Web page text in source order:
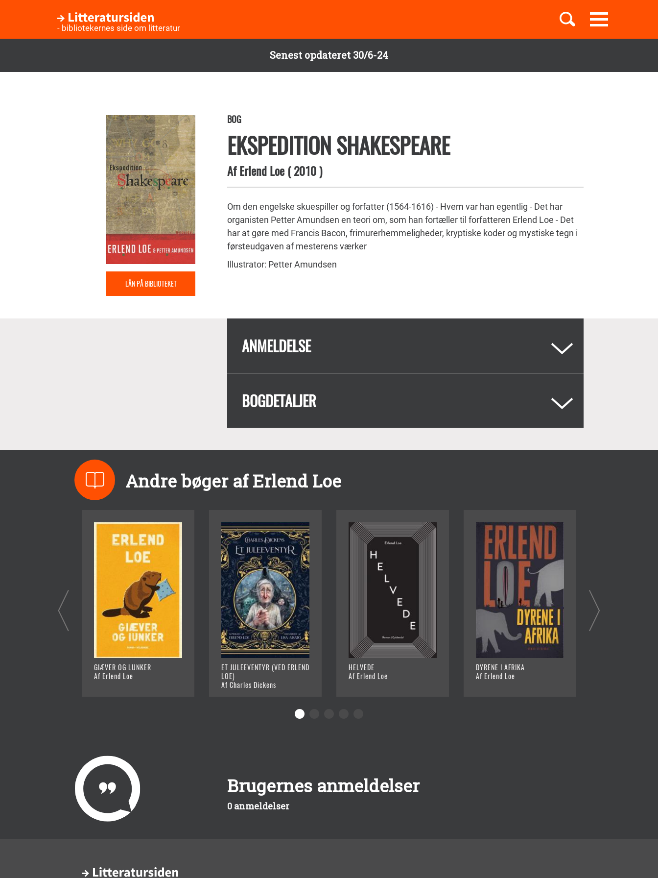
Senest opdateret 30/6-24
Toggle
navigation
- bibliotekernes side om litteratur
Børnebøger
Temaer
LÅN PÅ BIBLIOTEKET
BOG
EKSPEDITION SHAKESPEARE
AfErlend Loe(2010)
Om den engelske skuespiller og forfatter (1564-1616) - Hvem var han egentlig - Det har
organisten Petter Amundsen en teori om, som han fortæller til forfatteren Erlend Loe - Det
har at gøre med Francis Bacon, frimurerhemmeligheder, kryptiske koder og mystiske tegn i
førsteudgaven af mesterens værker
Illustrator: Petter Amundsen
ANMELDELSE
BOGDETALJER
Andre bøger af Erlend Loe
GIÆVER OG LUNKER
Af Erlend Loe
ET JULEEVENTYR (VED ERLEND
LOE)
Af Charles Dickens
HELVEDE
Af Erlend Loe
DYRENE I AFRIKA
Af Erlend Loe
Brugernes anmeldelser
0 anmeldelser